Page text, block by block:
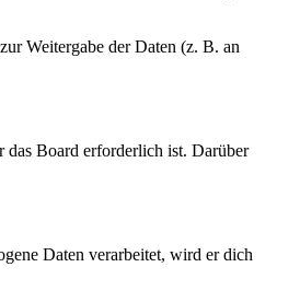
Weitergabe der Daten (z. B. an
das Board erforderlich ist. Darüber
Daten verarbeitet, wird er dich